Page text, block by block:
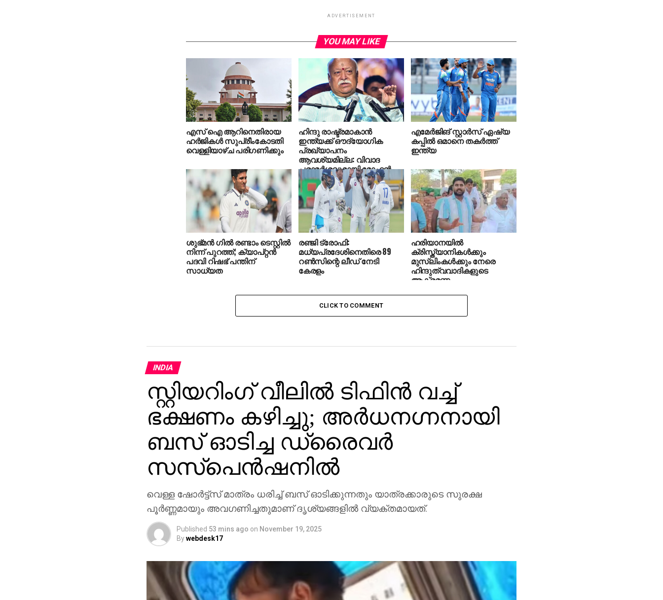
ADVERTISEMENT
YOU MAY LIKE
എസ് ഐ ആറിനെതിരായ
ഹർജികൾ സുപ്രീംകോടതി
വെള്ളിയാഴ്ച പരിഗണിക്കും
ഹിന്ദു രാഷ്ട്രമാകാന്‍
ഇന്ത്യക്ക് ഔദ്യോഗിക
പ്രഖ്യാപനം
ആവശ്യമില്ല: വിവാദ
പരാമര്‍ശവുമായി മോഹന്‍
ഭാഗവത്
എമേര്‍ജിങ് സ്റ്റാര്‍സ് ഏഷ്യ
കപ്പില്‍ ഒമാനെ തകര്‍ത്ത്
ഇന്ത്യ
ശുഭ്മന്‍ ഗില്‍ രണ്ടാം ടെസ്റ്റില്‍
നിന്ന് പുറത്ത്; ക്യാപ്റ്റന്‍
പദവി റിഷഭ് പന്തിന്
സാധ്യത
രഞ്ജി ട്രോഫി:
മധ്യപ്രദേശിനെതിരെ 89
റണ്‍സിന്റെ ലീഡ് നേടി
കേരളം
ഹരിയാനയില്‍
ക്രിസ്ത്യാനികള്‍ക്കും
മുസ്‌ലിംകള്‍ക്കും നേരെ
ഹിന്ദുത്വവാദികളുടെ
ആക്രമണം
CLICK TO COMMENT
INDIA
സ്റ്റിയറിംഗ് വീലില്‍ ടിഫിന്‍ വച്ച്
ഭക്ഷണം കഴിച്ചു; അര്‍ധനഗ്നനായി
ബസ് ഓടിച്ച ഡ്രൈവര്‍
സസ്‌പെന്‍ഷനില്‍
വെള്ള ഷോര്‍ട്ട്‌സ് മാത്രം ധരിച്ച് ബസ് ഓടിക്കുന്നതും യാത്രക്കാരുടെ സുരക്ഷ
പൂര്‍ണ്ണമായും അവഗണിച്ചതുമാണ് ദൃശ്യങ്ങളില്‍ വ്യക്തമായത്.
Published 53 mins ago on November 19, 2025
Bywebdesk17